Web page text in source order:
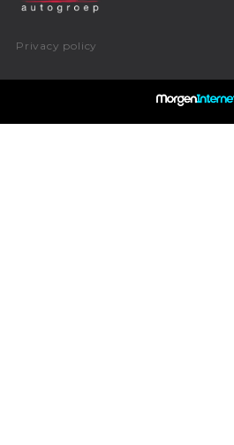
Privacy policy